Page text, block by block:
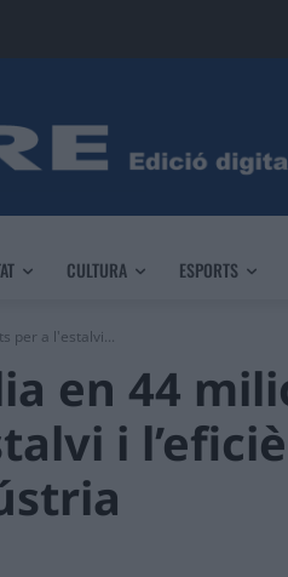
CULTURA ESPORTS
per a l'estalvi...
en 44
i